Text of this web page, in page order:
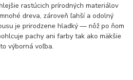
rastúcich prírodných materiálov
dreva, zároveň ľahší a odolný
je prirodzene hladký — nôž po ňom
pachy ani farby tak ako mäkšie
výborná voľba.